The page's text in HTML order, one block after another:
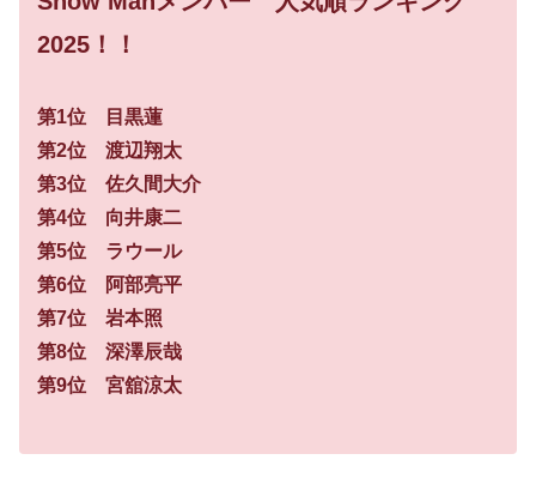
2025 ！！
第1位 目黒蓮
第2位 渡辺翔太
第3位 佐久間大介
第4位 向井康二
第5位 ラウール
第6位 阿部亮平
第7位 岩本照
第8位 深澤辰哉
第9位 宮舘涼太